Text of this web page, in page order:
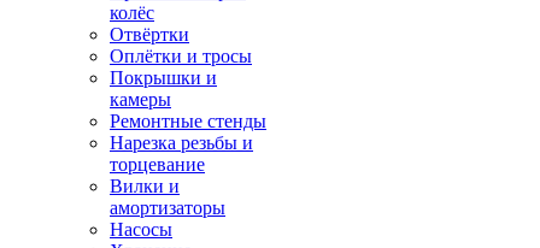
колёс
Отвёртки
Оплётки и тросы
Покрышки и
камеры
Ремонтные стенды
Нарезка резьбы и
торцевание
Вилки и
амортизаторы
Насосы